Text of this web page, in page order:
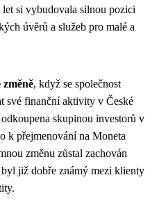
si vybudovala silnou pozici
úvěrů a služeb pro malé a
, když se společnost
své finanční aktivity v České
skupinou investorů v
k přejmenování na Moneta
změnu zůstal zachován
již dobře známý mezi klienty